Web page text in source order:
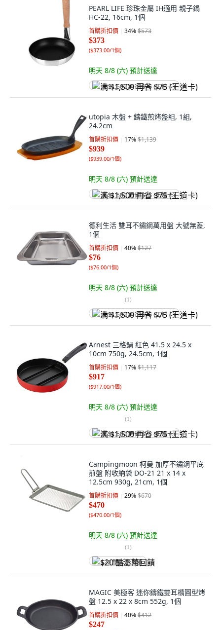
PEARL LIFE 珍珠金屬 IH適用 親子鍋
HC-22, 16cm, 1個
首購折扣價 34%$573
$373
($373.00/1個)
明天 8/8 (六) 預計送達
满 $1,500 再省 $75 (王道卡)
utopia 木盤 + 鑄鐵煎烤盤組, 1組,
24.2cm
首購折扣價 17%$1,139
$939
($939.00/1個)
明天 8/8 (六) 預計送達
满 $1,500 再省 $75 (王道卡)
德利生活 雙耳不鏽鋼萬用盤 大號無蓋,
1個
首購折扣價 40%$127
$76
($76.00/1個)
明天 8/8 (六) 預計送達
(1)
满 $1,500 再省 $75 (王道卡)
Arnest 三格鍋 紅色 41.5 x 24.5 x
10cm 750g, 24.5cm, 1個
首購折扣價 17%$1,117
$917
($917.00/1個)
明天 8/8 (六) 預計送達
(1)
满 $1,500 再省 $75 (王道卡)
Campingmoon 柯曼 加厚不鏽鋼平底
煎盤 附收納袋 DO-21 21 x 14 x
12.5cm 930g, 21cm, 1個
首購折扣價 29%$670
$470
($470.00/1個)
明天 8/8 (六) 預計送達
(1)
$20 酷澎幣回饋
MAGIC 美極客 迷你鑄鐵雙耳橢圓型烤
盤 12.5 x 22 x 8cm 552g, 1個
首購折扣價 40%$412
$247